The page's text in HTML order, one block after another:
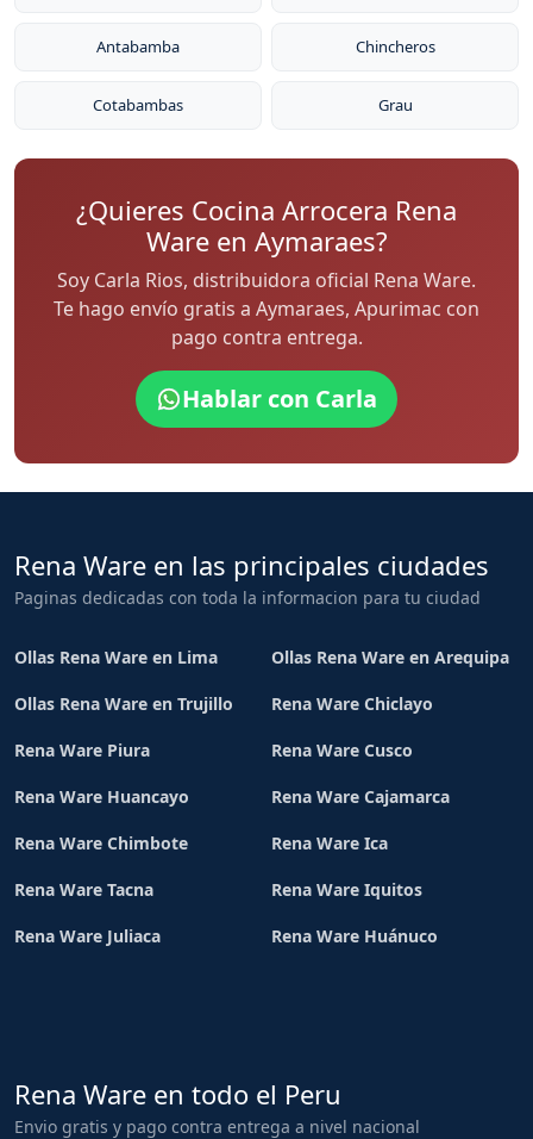
Antabamba Chincheros
Cotabambas Grau
¿Quieres Cocina Arrocera Rena
Ware en Aymaraes?
Soy Carla Rios, distribuidora oficial Rena Ware.
Te hago envío gratis a Aymaraes, Apurimac con
pago contra entrega.
Hablar con Carla
Rena Ware en las principales ciudades
Paginas dedicadas con toda la informacion para tu ciudad
Ollas Rena Ware en Lima Ollas Rena Ware en Arequipa
Ollas Rena Ware en Trujillo Rena Ware Chiclayo
Rena Ware Piura Rena Ware Cusco
Rena Ware Huancayo Rena Ware Cajamarca
Rena Ware Chimbote Rena Ware Ica
Rena Ware Tacna Rena Ware Iquitos
Rena Ware Juliaca Rena Ware Huánuco
Rena Ware en todo el Peru
Envio gratis y pago contra entrega a nivel nacional